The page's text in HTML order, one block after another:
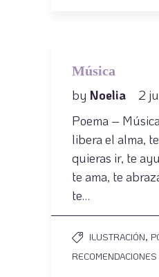
Música
by Noelia
2
Poema –
libera el alma,
quieras ir, te
te ama, te
te…
ILUSTRACIÓN,
RECOMENDACIONES